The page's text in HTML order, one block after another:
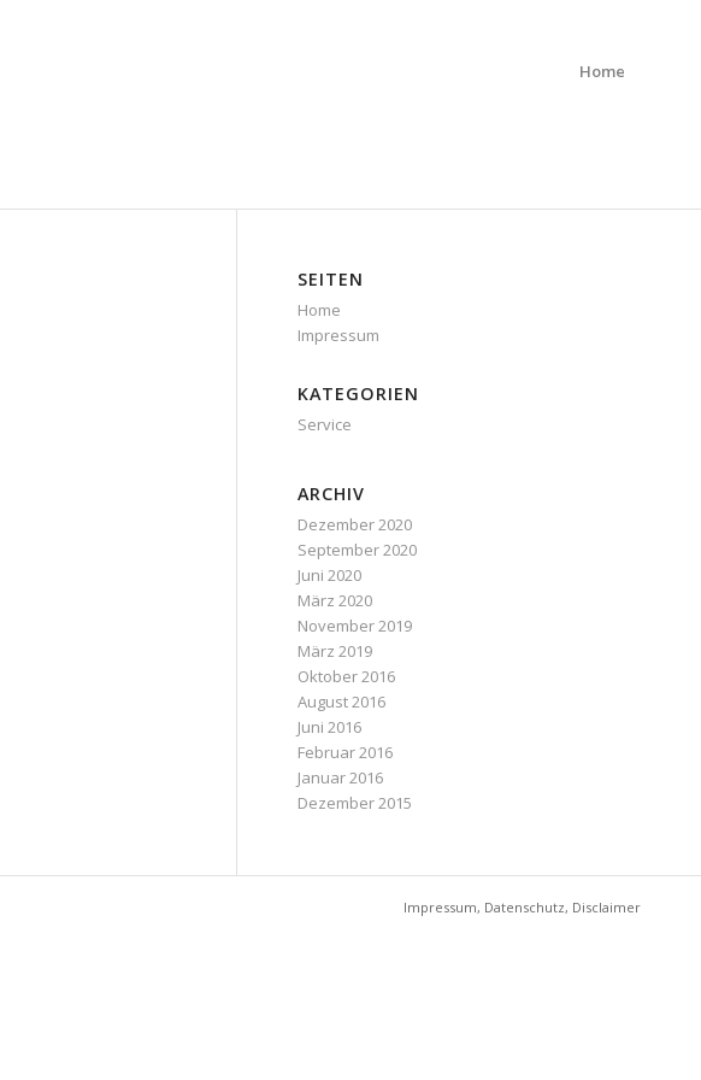
Home
SEITEN
Home
Impressum
KATEGORIEN
Service
ARCHIV
Dezember 2020
September 2020
Juni 2020
März 2020
November 2019
März 2019
Oktober 2016
August 2016
Juni 2016
Februar 2016
Januar 2016
Dezember 2015
Impressum, Datenschutz, Disclaimer